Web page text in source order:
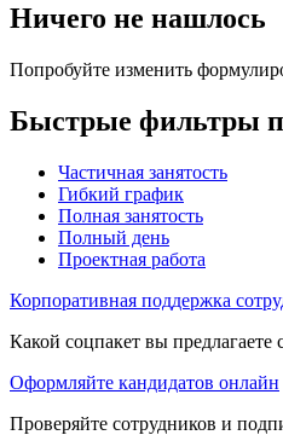
Ничего не нашлось
Попробуйте изменить
Быстрые фильтры
Частичная занятость
Гибкий график
Полная занятость
Полный день
Проектная работа
Корпоративная поддержка
Какой соцпакет вы
Оформляйте кандидатов онлайн
Проверяйте сотрудников и